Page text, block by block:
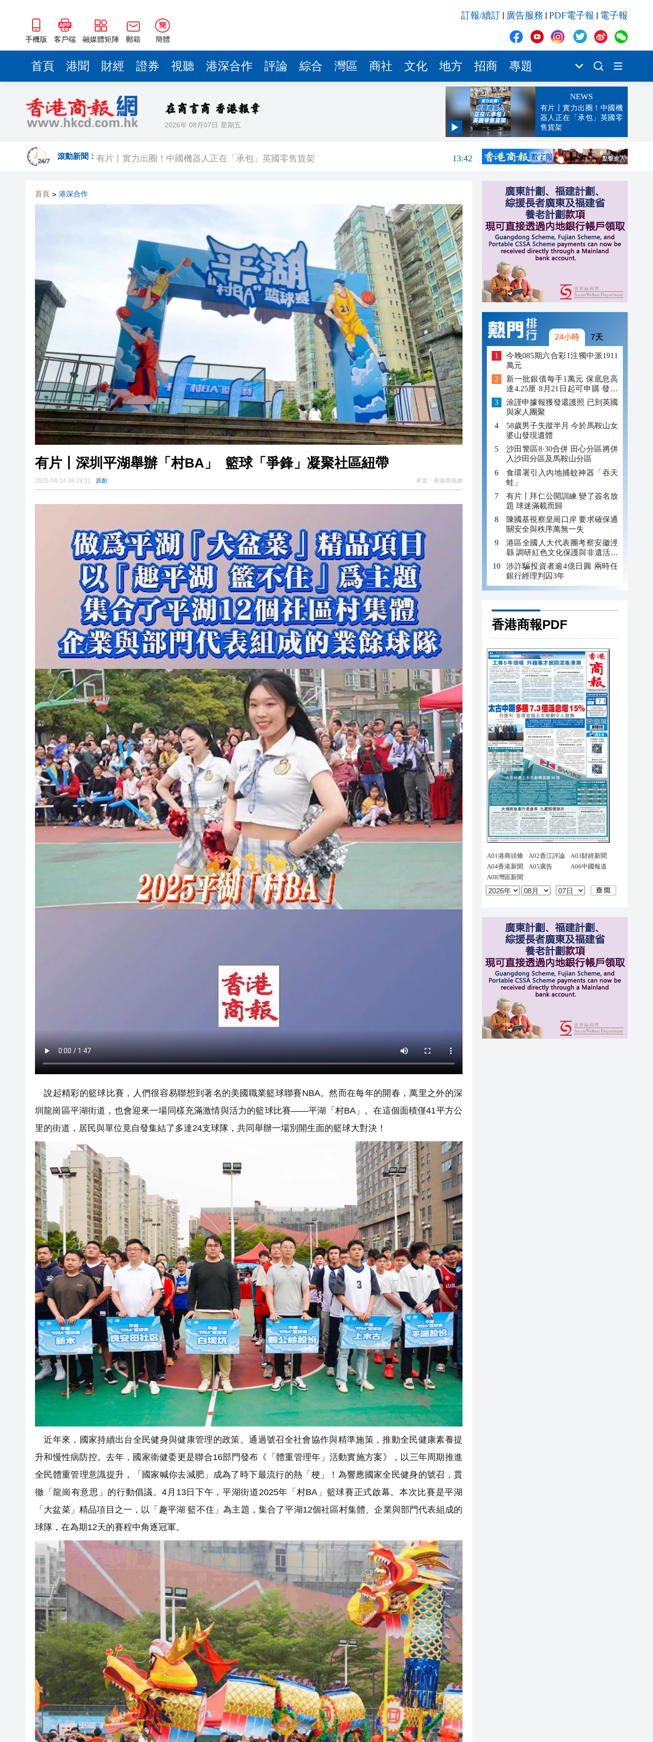
手機版 客戶端 融媒體矩陣 郵箱
簡
簡體
訂報/續訂 廣告服務 PDF電子報 電子報
首頁 港聞 財經 證券 視聽 港深合作 評論 綜合 灣區 商社 文化 地方 招商 專題
2026年 08月07日 星期五
NEWS
有片丨實力出圈！中國機
器人正在「承包」英國零
售貨架
滾動新聞：
13:47
有片丨實力出圈！中國機器人正在「承包」英國零售貨架
13:42
13:02
有片〡星空罕見漁火光柱 網民說：看見的人會幸運
12:59
【新股最前線】拿森科技上市首日早盤漲逾七成
12:29
有片〡霍啟剛FB「當你看見可以吃的毛筆」網民點贊：滿腹墨水
12:09
首頁 > 港深合作
有片丨深圳平湖舉辦「村BA」 籃球「爭鋒」凝聚社區紐帶
2025-04-14 18:19:01 原創 來源： 香港商報網
說起精彩的籃球比賽，人們很容易聯想到著名的美國職業籃球聯賽NBA。然而在每年的開春，萬里之外的深
圳龍崗區平湖街道，也會迎來一場同樣充滿激情與活力的籃球比賽——平湖「村BA」。在這個面積僅41平方公
里的街道，居民與單位竟自發集結了多達24支球隊，共同舉辦一場別開生面的籃球大對決！
近年來，國家持續出台全民健身與健康管理的政策。通過號召全社會協作與精準施策，推動全民健康素養提
升和慢性病防控。去年，國家衛健委更是聯合16部門發布《「體重管理年」活動實施方案》，以三年周期推進
全民體重管理意識提升，「國家喊你去減肥」成為了時下最流行的熱「梗」！為響應國家全民健身的號召，貫
徹「龍崗有意思」的行動倡議。4月13日下午，平湖街道2025年「村BA」籃球賽正式啟幕。本次比賽是平湖
「大盆菜」精品項目之一，以「趣平湖 籃不住」為主題，集合了平湖12個社區村集體、企業與部門代表組成的
球隊，在為期12天的賽程中角逐冠軍。
24小時 7天
今晚085期六合彩1注獨中派1911
萬元
新一批銀債每手1萬元 保底息高
達4.25厘 8月21日起可申購 發行
金額最多550億
涂謹申據報獲發還護照 已到英國
與家人團聚
58歲男子失蹤半月 今於馬鞍山女
婆山發現遺體
沙田警區8·30合併 田心分區將併
入沙田分區及馬鞍山分區
食環署引入內地捕蚊神器「吞天
蛙」
有片〡拜仁公開訓練 變了簽名放
題 球迷滿載而歸
陳國基視察皇崗口岸 要求確保通
關安全與秩序萬無一失
港區全國人大代表團考察安徽涇
縣 調研紅色文化保護與非遺活態
傳承
涉詐騙投資者逾4億日圓 兩時任
銀行經理判囚3年
香港商報PDF